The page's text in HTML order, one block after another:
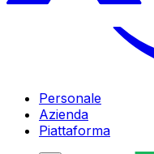
Personale
Azienda
Piattaforma